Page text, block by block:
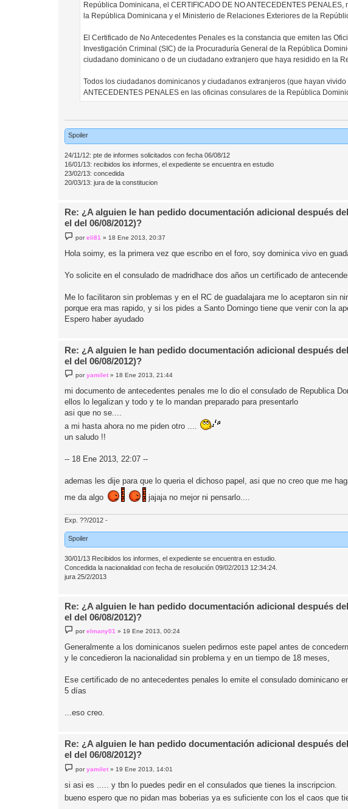
República Dominicana, el CERTIFICADO DE NO ANTECEDENTES
la República Dominicana y el Ministerio de Relaciones Exteriores de la
El Certificado de No Antecedentes Penales es la constancia que emiten las
Investigación Criminal (SIC) de la Procuraduría General de la República
ciudadano dominicano o de un ciudadano extranjero que haya residido en la
Todos los ciudadanos dominicanos y ciudadanos extranjeros (que hayan
ANTECEDENTES PENALES en las oficinas consulares de la República
Spoiler
24/11/12: pte de informes solicitados con fecha 06/08/12
16/01/13: recibidos los informes, el expediente se encuentra en estudio
23/02/13: concedida
20/03/13: jura de la constitucion
Re: ¿A alguien le han pedido documentación adicional después
el del 06/08/2012)?
e
n
s
e
poreli81 » 18 Ene 2013, 20:37
Hola soimy, es la primera vez que escribo en el foro, soy dominica vivo en
Yo solicite en el consulado de madridhace dos años un certificado de
Me lo facilitaron sin problemas y en el RC de guadalajara me lo aceptaron sin
porque era mas rapido, y si los pides a Santo Domingo tiene que venir con la
Espero haber ayudado
Re: ¿A alguien le han pedido documentación adicional después
el del 06/08/2012)?
e
s
a
j
e
poryamilet»18 Ene 2013, 21:44
mi documento de antecedentes penales me lo dio el consulado de Republica
ellos lo legalizan y todo y te lo mandan preparado para presentarlo
asi que no se....
a mi hasta ahora no me piden otro ....
un saludo !!
-- 18 Ene 2013, 22:07 --
ademas les dije para que lo queria el dichoso papel, asi que no creo que me
me da algo
jajaja no mejor ni pensarlo....
Exp. ??/2012 -
Spoiler
30/01/13 Recibidos los informes, el expediente se encuentra en estudio.
Concedida la nacionalidad con fecha de resolución 09/02/2013 12:34:24.
jura 25/2/2013
Re: ¿A alguien le han pedido documentación adicional después
el del 06/08/2012)?
e
s
a
porelmany01 »19 Ene 2013, 00:24
Generalmente a los dominicanos suelen pedirnos este papel antes de
y le concedieron la nacionalidad sin problema y en un tiempo de 18 meses,
Ese certificado de no antecedentes penales lo emite el consulado dominicano
5 días
...eso creo.
Re: ¿A alguien le han pedido documentación adicional después
el del 06/08/2012)?
e
s
a
j
poryamilet » 19 Ene 2013, 14:01
si asi es ..... y tbn lo puedes pedir en el consulados que tienes la inscripcion.
bueno espero que no pidan mas boberias ya es suficiente con los el caos que